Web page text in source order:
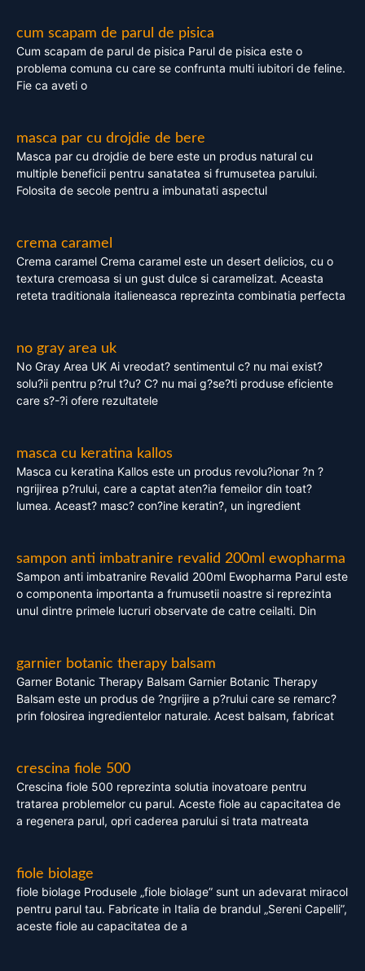
cum scapam de parul de pisica
Cum scapam de parul de pisica Parul de pisica este o
problema comuna cu care se confrunta multi iubitori de feline.
Fie ca aveti o
masca par cu drojdie de bere
Masca par cu drojdie de bere este un produs natural cu
multiple beneficii pentru sanatatea si frumusetea parului.
Folosita de secole pentru a imbunatati aspectul
crema caramel
Crema caramel Crema caramel este un desert delicios, cu o
textura cremoasa si un gust dulce si caramelizat. Aceasta
reteta traditionala italieneasca reprezinta combinatia perfecta
no gray area uk
No Gray Area UK Ai vreodat? sentimentul c? nu mai exist?
solu?ii pentru p?rul t?u? C? nu mai g?se?ti produse eficiente
care s?-?i ofere rezultatele
masca cu keratina kallos
Masca cu keratina Kallos este un produs revolu?ionar ?n ?
ngrijirea p?rului, care a captat aten?ia femeilor din toat?
lumea. Aceast? masc? con?ine keratin?, un ingredient
sampon anti imbatranire revalid 200ml ewopharma
Sampon anti imbatranire Revalid 200ml Ewopharma Parul este
o componenta importanta a frumusetii noastre si reprezinta
unul dintre primele lucruri observate de catre ceilalti. Din
garnier botanic therapy balsam
Garner Botanic Therapy Balsam Garnier Botanic Therapy
Balsam este un produs de ?ngrijire a p?rului care se remarc?
prin folosirea ingredientelor naturale. Acest balsam, fabricat
crescina fiole 500
Crescina fiole 500 reprezinta solutia inovatoare pentru
tratarea problemelor cu parul. Aceste fiole au capacitatea de
a regenera parul, opri caderea parului si trata matreata
fiole biolage
fiole biolage Produsele „fiole biolage” sunt un adevarat miracol
pentru parul tau. Fabricate in Italia de brandul „Sereni Capelli”,
aceste fiole au capacitatea de a